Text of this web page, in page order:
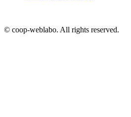
© coop-weblabo. All rights reserved.